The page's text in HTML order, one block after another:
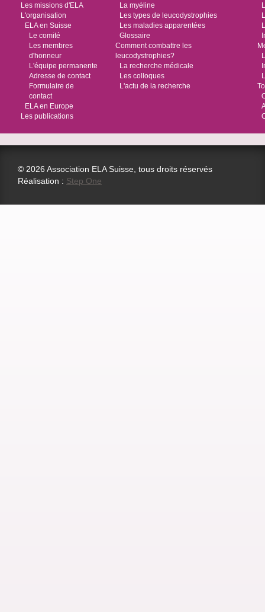
Les missions d'ELA
L'organisation
ELA en Suisse
Le comité
Les membres
d'honneur
L'équipe permanente
Adresse de contact
Formulaire de
contact
ELA en Europe
Les publications
La myéline
Les types de leucodystrophies
Les maladies apparentées
Glossaire
Comment combattre les
leucodystrophies?
La recherche médicale
Les colloques
L'actu de la recherche
© 2026 Association ELA Suisse, tous droits réservés
Réalisation : Step One